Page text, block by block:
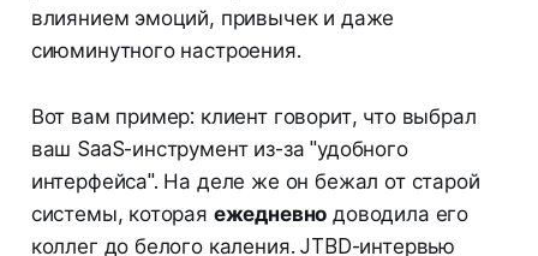
влиянием эмоций, привычек и даже
сиюминутного настроения.
Вот вам пример: клиент говорит, что выбрал
ваш SaaS-инструмент из-за "удобного
интерфейса". На деле же он бежал от старой
системы, которая ежедневно доводила его
коллег до белого каления. JTBD-интервью